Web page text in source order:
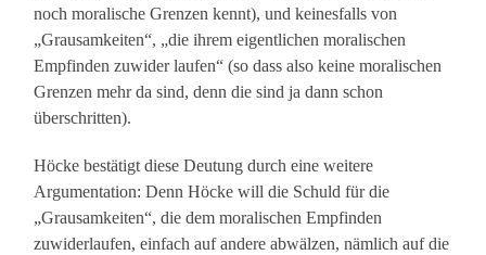
noch moralische Grenzen kennt), und keinesfalls von
„Grausamkeiten“, „die ihrem eigentlichen moralischen
Empfinden zuwider laufen“ (so dass also keine moralischen
Grenzen mehr da sind, denn die sind ja dann schon
überschritten).
Höcke bestätigt diese Deutung durch eine weitere
Argumentation: Denn Höcke will die Schuld für die
„Grausamkeiten“, die dem moralischen Empfinden
zuwiderlaufen, einfach auf andere abwälzen, nämlich auf die